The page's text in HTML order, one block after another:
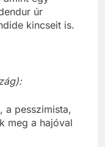
úr
kincseit is.
a pesszimista,
meg a hajóval